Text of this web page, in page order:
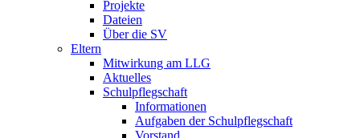
Projekte
Dateien
Über die SV
Eltern
Mitwirkung am LLG
Aktuelles
Schulpflegschaft
Informationen
Aufgaben der Schulpflegschaft
Vorstand